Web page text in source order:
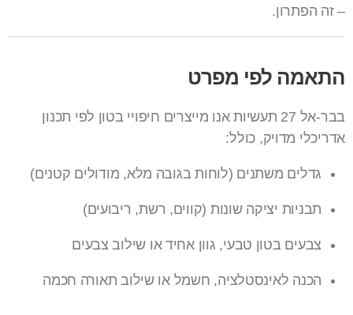
– זה הפתרון.
התאמה לפי מפרט
בבר-אל 27 תעשיות אנו מייצרים חיפויי בטון לפי תכנון
אדריכלי מדויק, כולל:
גדלים משתנים (לוחות בגובה מלא, מודולים קטנים)
תבניות יציקה שונות (קווים, רשת, ריבועים)
צבעים בטון טבעי, גוון אחיד או שילוב צבעים
הכנה לאינסטלציה, חשמל או שילוב תאורה חכמה